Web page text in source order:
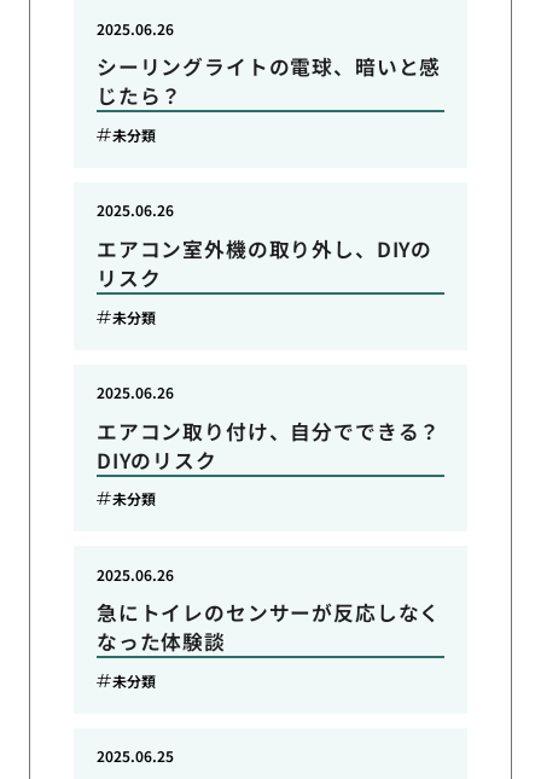
シーリングライトの電球、暗いと感
じたら？
2025.06.26
未分類
エアコン室外機の取り外し、DIYの
リスク
2025.06.26
未分類
エアコン取り付け、自分でできる？
DIYのリスク
2025.06.26
未分類
急にトイレのセンサーが反応しなく
なった体験談
2025.06.26
未分類
2025.06.25